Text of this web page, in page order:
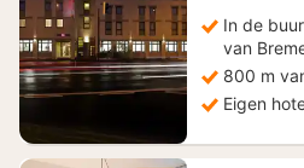
In de
van
800 m
Eigen